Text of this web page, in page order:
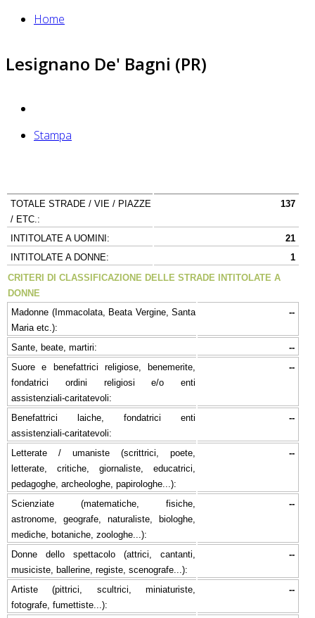
Home
Lesignano De' Bagni (PR)
Stampa
TOTALE STRADE / VIE / PIAZZE
/ ETC.:
137
INTITOLATE A UOMINI:
21
INTITOLATE A DONNE:
1
CRITERI DI CLASSIFICAZIONE DELLE STRADE INTITOLATE A
DONNE
Madonne (Immacolata, Beata Vergine, Santa
Maria etc.):
--
Sante, beate, martiri:
--
Suore e benefattrici religiose, benemerite,
fondatrici ordini religiosi e/o enti
assistenziali-caritatevoli:
--
Benefattrici laiche, fondatrici enti
assistenziali-caritatevoli:
--
Letterate / umaniste (scrittrici, poete,
letterate, critiche, giornaliste, educatrici,
pedagoghe, archeologhe, papirologhe...):
--
Scienziate (matematiche, fisiche,
astronome, geografe, naturaliste, biologhe,
mediche, botaniche, zoologhe...):
--
Donne dello spettacolo (attrici, cantanti,
musiciste, ballerine, registe, scenografe...):
--
Artiste (pittrici, scultrici, miniaturiste,
fotografe, fumettiste...):
--